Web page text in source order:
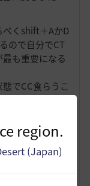
region.
(Japan)
くshift＋AかD
ので自分でCT
も重要になる
でCC食らうこ
詰めたい時とか
相手の職性能
勉強しつつ操